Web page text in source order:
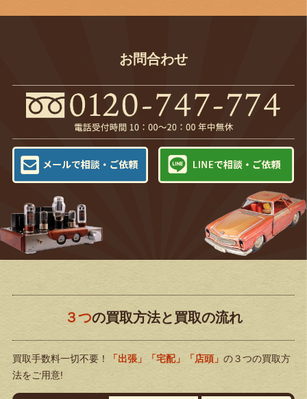
お問合わせ
３つの買取方法と買取の流れ
買取手数料一切不要！ 「出張」「宅配」「店頭」 の３つの買取方
法をご用意!